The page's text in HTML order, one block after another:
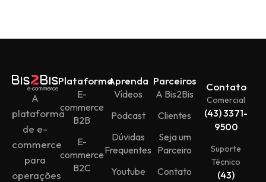
A
plataforma
de e-
commerce
para
operações
Plataforma
E-
commerce
B2B
E-
commerce
B2C
Aprenda
Vídeos
Podcast
Dúvidas
Frequentes
Youtube
Parceiros
A Bis2Bis
Clientes
Seja um
Parceiro
Contato
Contato
Comercial
(43) 3371-
9500
Suporte
Técnico
(43)